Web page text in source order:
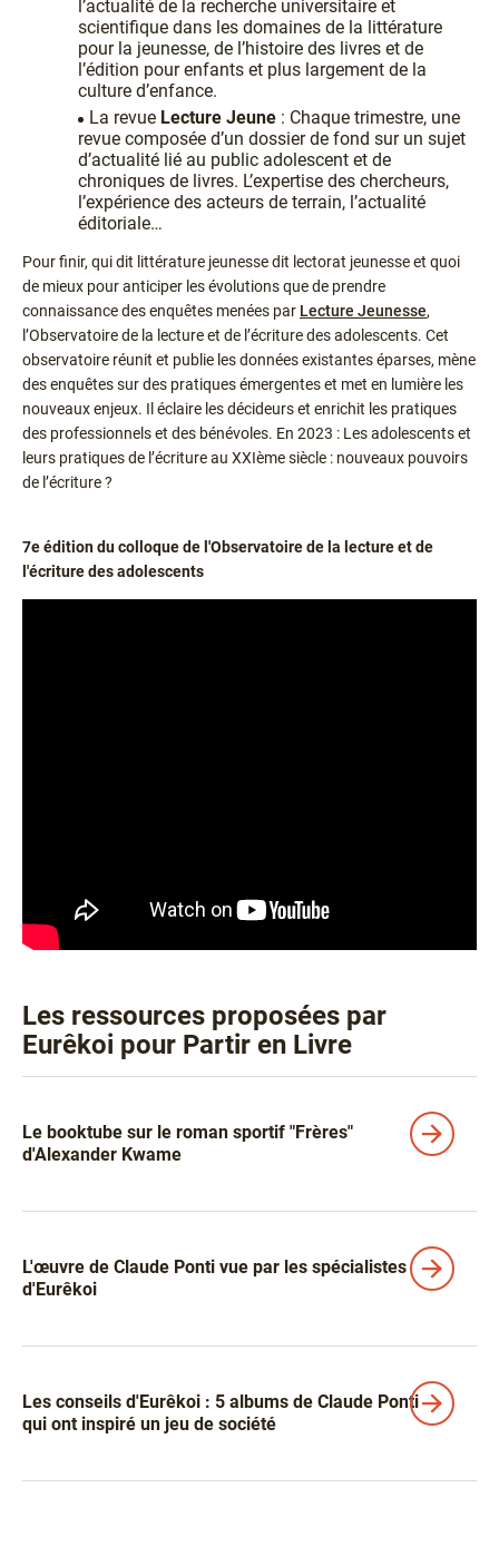
l’actualité de la recherche universitaire et
scientifique dans les domaines de la littérature
pour la jeunesse, de l’histoire des livres et de
l’édition pour enfants et plus largement de la
culture d’enfance.
La revue Lecture Jeune : Chaque trimestre, une
revue composée d’un dossier de fond sur un sujet
d’actualité lié au public adolescent et de
chroniques de livres. L’expertise des chercheurs,
l’expérience des acteurs de terrain, l’actualité
éditoriale…
Pour finir, qui dit littérature jeunesse dit lectorat jeunesse et quoi
de mieux pour anticiper les évolutions que de prendre
connaissance des enquêtes menées par Lecture Jeunesse,
l’Observatoire de la lecture et de l’écriture des adolescents. Cet
observatoire réunit et publie les données existantes éparses, mène
des enquêtes sur des pratiques émergentes et met en lumière les
nouveaux enjeux. Il éclaire les décideurs et enrichit les pratiques
des professionnels et des bénévoles. En 2023 : Les adolescents et
leurs pratiques de l’écriture au XXIème siècle : nouveaux pouvoirs
de l’écriture ?
7e édition du colloque de l'Observatoire de la lecture et de
l'écriture des adolescents
Les ressources proposées par
Eurêkoi pour Partir en Livre
Le booktube sur le roman sportif "Frères"
d'Alexander Kwame
L'œuvre de Claude Ponti vue par les spécialistes
d'Eurêkoi
Les conseils d'Eurêkoi : 5 albums de Claude Ponti
qui ont inspiré un jeu de société